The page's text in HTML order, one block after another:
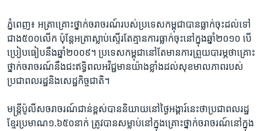
រំលង​
និង​
ទៅ​
កាន់​
ទំព័រ​
រក
បណ្តាញ​សង្គម
ភ្នំពេញ៖ អត្រា​គ្រោះថ្នាក់​ចរាចរណ៍​របស់​ប្រទេស​កម្ពុជា​បាន​ធ្លាក់ចុះ​ដល់​ទៅ​
ជាង​៥០០​លើក​ ប៉ុន្តែ​អត្រា​ស្លាប់​ស្ទើរតែ​គ្មាន​ការធ្លាក់ចុះ​នៅ​ក្នុង​ឆ្នាំ២០១០ ​បើ
ប្រៀបធៀប​នឹង​ឆ្នាំ​២០០៩។ ប្រទេស​កម្ពុជា​នៅ​តែ​មាន​ការព្រួយបារម្ភ​ថា​គ្រោះ
ថ្នាក់​ចរាចរណ៍​នឹង​ជះឥទ្ធិពល​អវិជ្ជមាន​យ៉ាងខ្លាំង​ដល់​សុខមាល​ភាព​របស់​
ប្រជាពលរដ្ឋ​និង​សេដ្ឋកិច្ច​ជាតិ។
មន្ត្រី​ប៉ូលីស​ចរាចរណ៍​ជាន់ខ្ពស់​បាន​និយាយ​នៅថ្ងៃ​អង្គារ៍​នេះ​ថា​ប្រជាពលរដ្ឋ​
ខ្មែរ​ប្រមាណ​១.៦៥០​នាក់​ ត្រូវ​បាន​សម្លាប់​នៅក្នុង​គ្រោះថ្នាក់​ចរាចរណ៍​នៅក្នុង​